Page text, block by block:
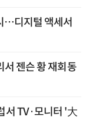
…디지털 액세서
서 젠슨 황 재회동
서 TV·모니터 '大